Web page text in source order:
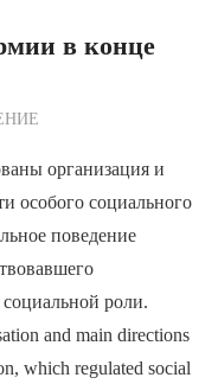
в конце
организация и
особого социального
поведение
роли.
and main directions
which regulated social